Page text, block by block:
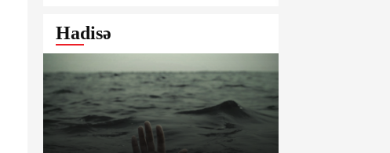
Arxitektura Komitəsi -
SAKİNLƏRDƏN
SENSASİON
İDDİALAR
Hadisə